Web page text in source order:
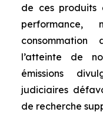
de ces produits
consommation
l’atteinte de
émissions
judiciaires
de recherche